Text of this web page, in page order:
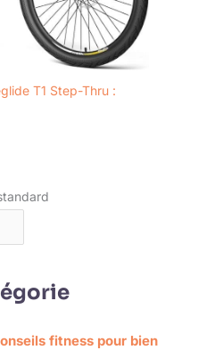
T1 Step-Thru :
fitness pour bien